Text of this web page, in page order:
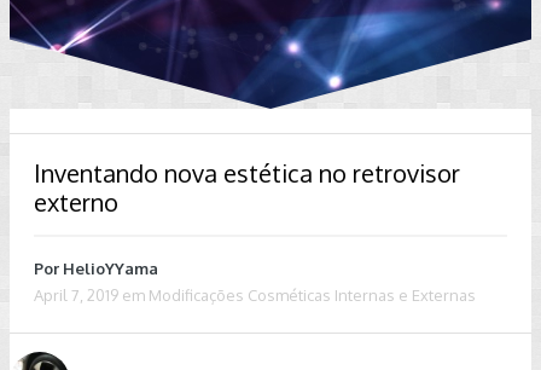
Inventando nova estética no retrovisor
externo
Por HelioYYama
April 7, 2019 em Modificações Cosméticas Internas e Externas